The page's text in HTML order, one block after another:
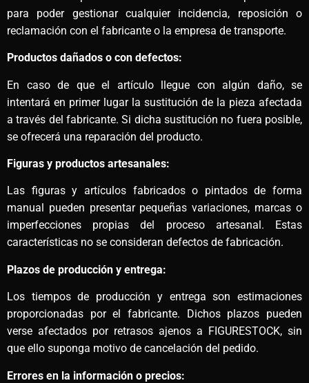
para poder gestionar cualquier incidencia, reposición o
reclamación con el fabricante o la empresa de transporte.
Productos dañados o con defectos:
En caso de que el artículo llegue con algún daño, se
intentará en primer lugar la sustitución de la pieza afectada
a través del fabricante. Si dicha sustitución no fuera posible,
se ofrecerá una reparación del producto.
Figuras y productos artesanales:
Las figuras y artículos fabricados o pintados de forma
manual pueden presentar pequeñas variaciones, marcas o
imperfecciones propias del proceso artesanal. Estas
características no se consideran defectos de fabricación.
Plazos de producción y entrega:
Los tiempos de producción y entrega son estimaciones
proporcionadas por el fabricante. Dichos plazos pueden
verse afectados por retrasos ajenos a FIGURESTOCK, sin
que ello suponga motivo de cancelación del pedido.
Errores en la información o precios: